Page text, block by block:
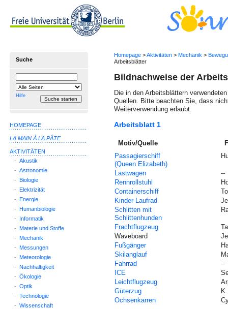
Homepage >Aktivitäten > Mechanik >
Arbeitsblätter
Bildnachweise der
Die in den Arbeitsblättern
Quellen. Bitte beachten Sie, dass
Weiterverwendung erlaubt.
Arbeitsblatt 1
Motiv/Quelle
Passagierschiff
(Queen Elizabeth)
Lastwagen
--
Rennrollstuhl
Containerschiff
Kinder-Laufrad
Schlitten mit
Schlittenhunden
Frachtflugzeug
Waveboard
Fußgänger
Skilanglauf
Fahrrad
--
ICE
Leichtflugzeug
Güterzug
Ochsenkarren
Suche
einschränken
Hilfe
HOMEPAGE
LA MAIN À LA PÂTE
AKTIVITÄTEN
- Akustik
- Astronomie
- Biologie
- Elektrizität
- Energie
- Humanbiologie
-
Informatik
- Materie und Stoffe
- Mechanik
- Messungen
- Meteorologie
- Nachhaltigkeit
- Ökologie
- Optik
- Technologie
- Wissenschaft